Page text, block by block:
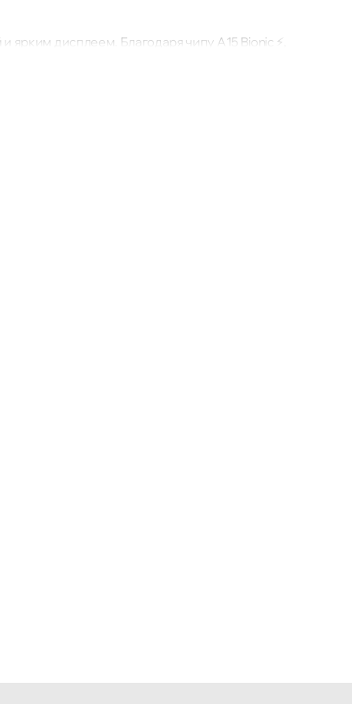
дисплеем. Благодаря чипу A15 Bionic ⚡,
XDR 🖥️ и усовершенствованная камера 📸
использования, так и для креативных задач.
качеством Apple без компромиссов!